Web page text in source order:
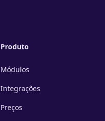
Produto
Módulos
Integrações
Preços